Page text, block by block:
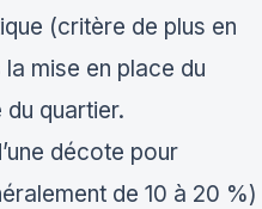
(critère de plus en
mise en place du
du quartier.
décote pour
de 10 à 20 %)